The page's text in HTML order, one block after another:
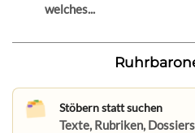
welches...
Stöbern statt suchen
Texte, Rubriken,